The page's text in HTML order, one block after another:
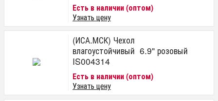
Есть в наличии (оптом)
Узнать цену
(ИСА.МСК) Чехол
влагоустойчивый 6.9" розовый
IS004314
Есть в наличии (оптом)
Узнать цену